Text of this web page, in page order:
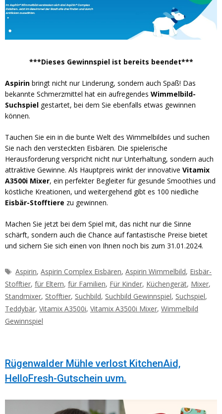
***Dieses Gewinnspiel ist bereits beendet***
Aspirin bringt nicht nur Linderung, sondern auch Spaß! Das
bekannte Schmerzmittel hat ein aufregendes Wimmelbild-
Suchspiel gestartet, bei dem Sie ebenfalls etwas gewinnen
können.
Tauchen Sie ein in die bunte Welt des Wimmelbildes und suchen
Sie nach den versteckten Eisbären. Die spielerische
Herausforderung verspricht nicht nur Unterhaltung, sondern auch
attraktive Gewinne. Als Hauptpreis winkt der innovative Vitamix
A3500i Mixer, ein perfekter Begleiter für gesunde Smoothies und
köstliche Kreationen, und weitergehend gibt es 100 niedliche
Eisbär-Stofftiere zu gewinnen.
Machen Sie jetzt bei dem Spiel mit, das nicht nur die Sinne
schärft, sondern auch die Chance auf fantastische Preise bietet
und sichern Sie sich einen von Ihnen noch bis zum 31.01.2024.
Schlagwörter
Aspirin,Aspirin Complex Eisbären,Aspirin Wimmelbild, Eisbär-
Stofftier, für Eltern, für Familien, Für Kinder, Küchengerät, Mixer,
Standmixer, Stofftier, Suchbild, Suchbild Gewinnspiel, Suchspiel,
Teddybär, Vitamix A3500i, Vitamix A3500i Mixer, Wimmelbild
Gewinnspiel
Rügenwalder Mühle verlost KitchenAid,
HelloFresh-Gutschein uvm.